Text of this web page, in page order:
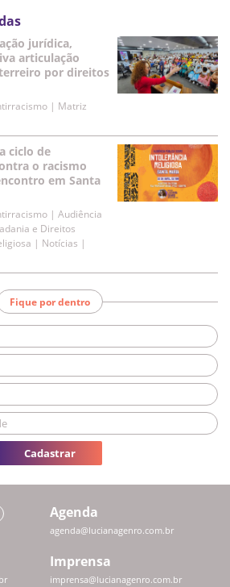
jurídica,
articulação
por direitos
| Matriz
ciclo de
o racismo
em Santa
| Audiência
e Direitos
| Notícias |
Fique por dentro
Cadastrar
Agenda
agenda@lucianagenro.com.br
Imprensa
imprensa@lucianagenro.com.br